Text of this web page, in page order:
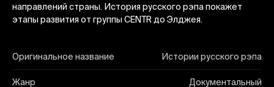
направлений страны. История русского рэпа покажет
этапы развития от группы CENTR до Элджея.
Оригинальное название Истории русского рэпа
Жанр Документальный